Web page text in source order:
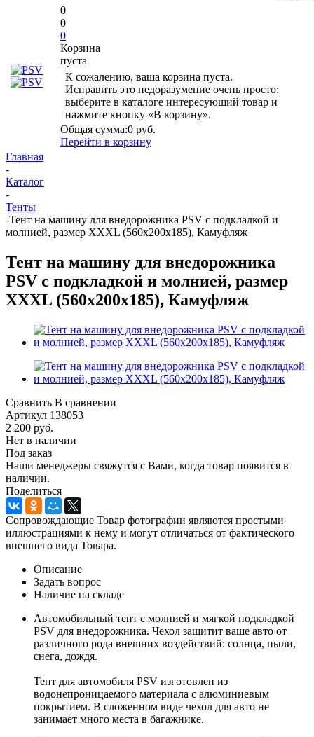
0
0
0
Корзина
пуста
К сожалению, ваша корзина пуста.
Исправить это недоразумение очень просто:
выберите в каталоге интересующий товар и
нажмите кнопку «В корзину».
Общая сумма:0 руб.
Перейти в корзину
Главная
-
Каталог
-
Тенты
-Тент на машину для внедорожника PSV с подкладкой и
молнией, размер XXXL (560x200x185), Камуфляж
Тент на машину для внедорожника
PSV с подкладкой и молнией, размер
XXXL (560x200x185), Камуфляж
Сравнить В сравнении
Артикул 138053
2 200 руб.
Нет в наличии
Под заказ
Наши менеджеры свяжутся с Вами, когда товар появится в
наличии.
Поделиться
Сопровождающие Товар фотографии являются простыми
иллюстрациями к нему и могут отличаться от фактического
внешнего вида Товара.
Описание
Задать вопрос
Наличие на складе
Автомобильный тент с молнией и мягкой подкладкой
PSV для внедорожника. Чехол защитит ваше авто от
различного рода внешних воздействий: солнца, пыли,
снега, дождя.
Тент для автомобиля PSV изготовлен из
водонепроницаемого материала с алюминиевым
покрытием. В сложенном виде чехол для авто не
занимает много места в багажнике.